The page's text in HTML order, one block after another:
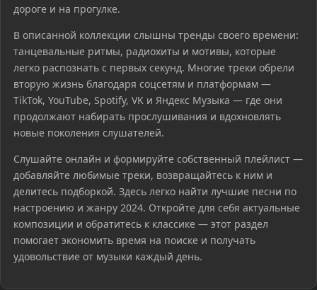
дороге и на прогулке.
В описанной коллекции слышны тренды своего времени:
танцевальные ритмы, радиохиты и мотивы, которые
легко распознать с первых секунд. Многие треки обрели
вторую жизнь благодаря соцсетям и платформам —
TikTok, YouTube, Spotify, VK и Яндекс Музыка — где они
продолжают набирать прослушивания и вдохновлять
новые поколения слушателей.
Слушайте онлайн и формируйте собственный плейлист —
добавляйте любимые треки, возвращайтесь к ним и
делитесь подборкой. Здесь легко найти лучшие песни по
настроению и жанру 2024. Откройте для себя актуальные
композиции и обратитесь к классике — этот раздел
помогает экономить время на поиске и получать
удовольствие от музыки каждый день.